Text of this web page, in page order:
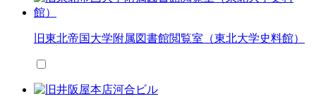
旧東北帝国大学附属図書館閲覧室（東北大学史料館）